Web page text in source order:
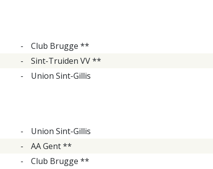
- Club Brugge **
- Sint-Truiden VV **
- Union Sint-Gillis
- Union Sint-Gillis
- AA Gent **
- Club Brugge **